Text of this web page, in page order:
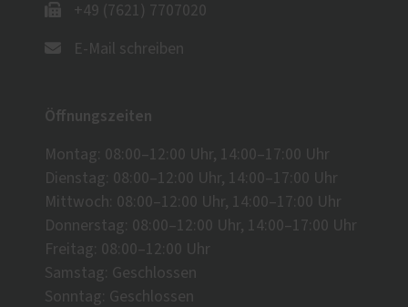
+49 (7621) 7707020
E-Mail schreiben
Öffnungszeiten
Montag: 08:00–12:00 Uhr, 14:00–17:00 Uhr
Dienstag: 08:00–12:00 Uhr, 14:00–17:00 Uhr
Mittwoch: 08:00–12:00 Uhr, 14:00–17:00 Uhr
Donnerstag: 08:00–12:00 Uhr, 14:00–17:00 Uhr
Freitag: 08:00–12:00 Uhr
Samstag: Geschlossen
Sonntag: Geschlossen